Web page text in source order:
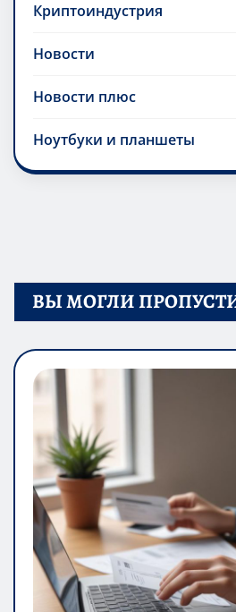
Криптоиндустрия
Новости
Новости плюс
Ноутбуки и планшеты
ВЫ МОГЛИ